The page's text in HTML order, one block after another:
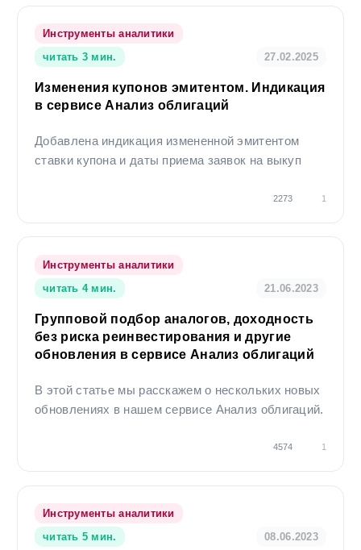
прошлом не определяют доходы в будущем, государство не
гарантирует доходность инвестиций в ценные бумаги. Компания
предупреждает, что операции с ценными бумагами связаны с
различными рисками и требуют соответствующих знаний и опыта.
Инструменты аналитики
читать 3 мин.
27.02.2025
Изменения купонов эмитентом. Индикация
в сервисе Анализ облигаций
Добавлена индикация измененной эмитентом
ставки купона и даты приема заявок на выкуп
2273 1
Инструменты аналитики
читать 4 мин.
21.06.2023
Групповой подбор аналогов, доходность
без риска реинвестирования и другие
обновления в сервисе Анализ облигаций
В этой статье мы расскажем о нескольких новых
обновлениях в нашем сервисе Анализ облигаций.
4574 1
Инструменты аналитики
читать 5 мин.
08.06.2023